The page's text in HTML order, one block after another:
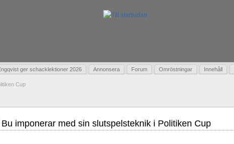
ger schacklektioner 2026 Annonsera Forum Omröstningar Innehåll
Cup
imponerar med sin slutspelsteknik i Politiken Cup